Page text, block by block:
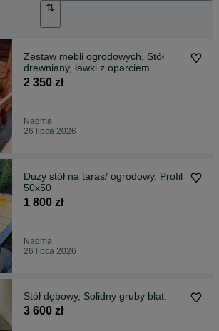
Zestaw mebli ogrodowych, Stół
drewniany, ławki z oparciem
2 350 zł
Nadma
26 lipca 2026
Duży stół na taras/ ogrodowy. Profil
50x50
1 800 zł
Nadma
26 lipca 2026
Stół dębowy, Solidny gruby blat.
3 600 zł